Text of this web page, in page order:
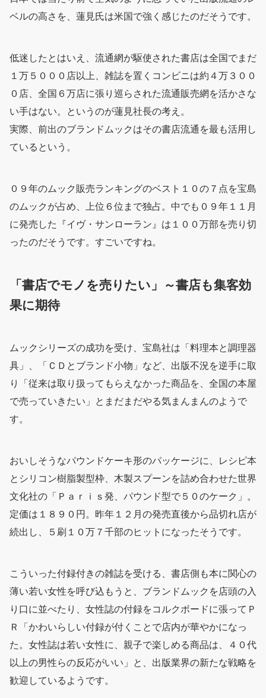
ベルの高さを、蓮見氏は米国で強く感じたのだそうです。
低迷したとはいえ、流通網が駆使された書店は全国でまだ
１万５０００店以上、雑誌を置くコンビニは約４万３００
０店、全国６万店に張り巡らされた流通販売網を活かさな
い手はない。というのが蓮見社長の考え。
実際、前出のブランドムックはその書店流通を最も活用し
ているという。
０９年のムック販売ランキングのベスト１０の７点を宝島
のムックが占め、上位６位まで独占。中でも０９年１１月
に発売した『イヴ・サンローラン』は１００万部を売り切
ったのだそうです。すごいですね。
「書店でモノを売りたい」～書店も集客効
果に期待
ムックシリーズの成功を受け、宝島社は「料理本と調理器
具」、「ＣＤとブランド小物」など、出版不況を逆手に取
り「従来は取り扱ってもらえなかった商品を、全国の本屋
で売っていきたい」とまだまだやる気まんまんのようで
す。
おいしそうなパウンドケーキ形のパッケージに、レシピ本
とシリコン樹脂製型枠、木製スプーンを詰め合わせた世界
文化社の「Ｐａｒｉｓ発、パウンド型で５０のケーク」。
定価は１８９０円。昨年１２月の発売直後から品切れ店が
続出し、５刷１０万７千部のヒットになったそうです。
こういった付録付きの雑誌を受ける、書店側も本に関心の
薄い若い女性を呼び込もうと、ブランドムックを店頭の入
り口に並べたり、女性誌の付録をコルクボードに張ってＰ
Ｒ「かわいらしい付録が付くことで店内が華やかになっ
た。女性誌は若い女性に、親子で楽しめる商品は、４０代
以上の男性らの反応がいい」と、出版業界の新たな戦略を
歓迎しているようです。